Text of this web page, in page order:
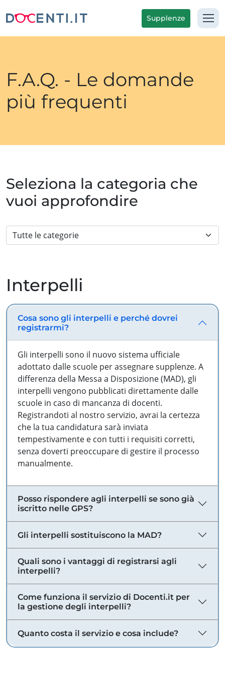
Supplenze
F.A.Q. - Le domande
più frequenti
Seleziona la categoria che
vuoi approfondire
Interpelli
Cosa sono gli interpelli e perché dovrei
registrarmi?
Gli interpelli sono il nuovo sistema ufficiale
adottato dalle scuole per assegnare supplenze. A
differenza della Messa a Disposizione (MAD), gli
interpelli vengono pubblicati direttamente dalle
scuole in caso di mancanza di docenti.
Registrandoti al nostro servizio, avrai la certezza
che la tua candidatura sarà inviata
tempestivamente e con tutti i requisiti corretti,
senza doverti preoccupare di gestire il processo
manualmente.
Posso rispondere agli interpelli se sono già
iscritto nelle GPS?
Gli interpelli sostituiscono la MAD?
Quali sono i vantaggi di registrarsi agli
interpelli?
Come funziona il servizio di Docenti.it per
la gestione degli interpelli?
Quanto costa il servizio e cosa include?